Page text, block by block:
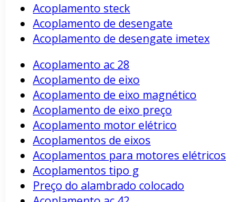
Acoplamento steck
Acoplamento de desengate
Acoplamento de desengate imetex
Acoplamento ac 28
Acoplamento de eixo
Acoplamento de eixo magnético
Acoplamento de eixo preço
Acoplamento motor elétrico
Acoplamentos de eixos
Acoplamentos para motores elétricos
Acoplamentos tipo g
Preço do alambrado colocado